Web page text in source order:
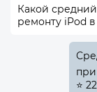
Какой
ремонту iPod
⭐